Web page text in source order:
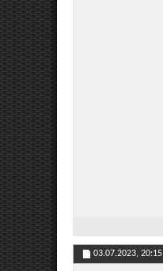
03.07.2023, 20:15